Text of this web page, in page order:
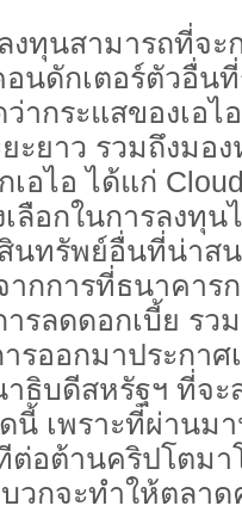
งทุนสามารถที่จะ
นดักเตอร์ตัวอื่น
ากระแสของเอไ
ะยาว รวมถึงมอ
อไอ ได้แก่
ลือกในการลงทุน
นทรัพย์อื่นที่น่าส
กการที่ธนาคาร
รลดดอกเบี้ย รว
รออกมาประกา
าธิบดีสหรัฐฯ ที่จ
นี้ เพราะที่ผ่านม
ต่อต้านคริปโตม
บวกจะทำให้ตลา